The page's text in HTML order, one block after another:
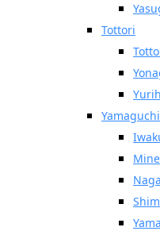
Tottori
Yamaguchi